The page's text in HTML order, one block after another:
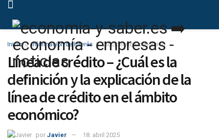
Inicio Información de Interés Diccionario Económico
Línea de crédito – ¿Cuál es la
definición y la explicación de la
línea de crédito en el ámbito
económico?
por Javier 18. abril 2025